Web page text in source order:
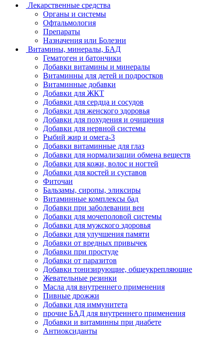
Лекарственные средства
Органы и системы
Офтальмология
Препараты
Назначения или Болезни
Витамины, минералы, БАД
Гематоген и батончики
Добавки витамины и минералы
Витаминны для детей и подростков
Витаминные добавки
Добавки для ЖКТ
Добавки для сердца и сосудов
Добавки для женского здоровья
Добавки для похудения и очищения
Добавки для нервной системы
Рыбий жир и омега-3
Добавки витаминные для глаз
Добавки для нормализации обмена веществ
Добавки для кожи, волос и ногтей
Добавки для костей и суставов
Фиточаи
Бальзамы, сиропы, эликсиры
Витаминные комплексы бад
Добавки при заболевании вен
Добавки для мочеполовой системы
Добавки для мужского здоровья
Добавки для улучшения памяти
Добавки от вредных привычек
Добавки при простуде
Добавки от паразитов
Добавки тонизирующие, общеукрепляющие
Жевательные резинки
Масла для внутреннего применения
Пивные дрожжи
Добавки для иммунитета
прочие БАД для внутреннего применения
Добавки и витаминны при диабете
Антиоксиданты